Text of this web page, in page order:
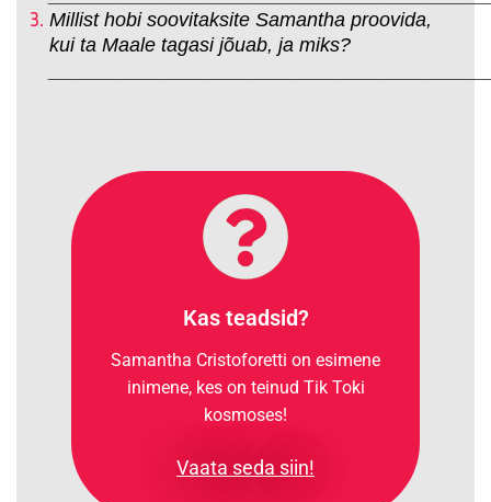
Millist hobi soovitaksite Samantha proovida,
kui ta Maale tagasi jõuab, ja miks?
Kas teadsid?
Samantha Cristoforetti on esimene
inimene, kes on teinud Tik Toki
kosmoses!
Vaata seda siin!